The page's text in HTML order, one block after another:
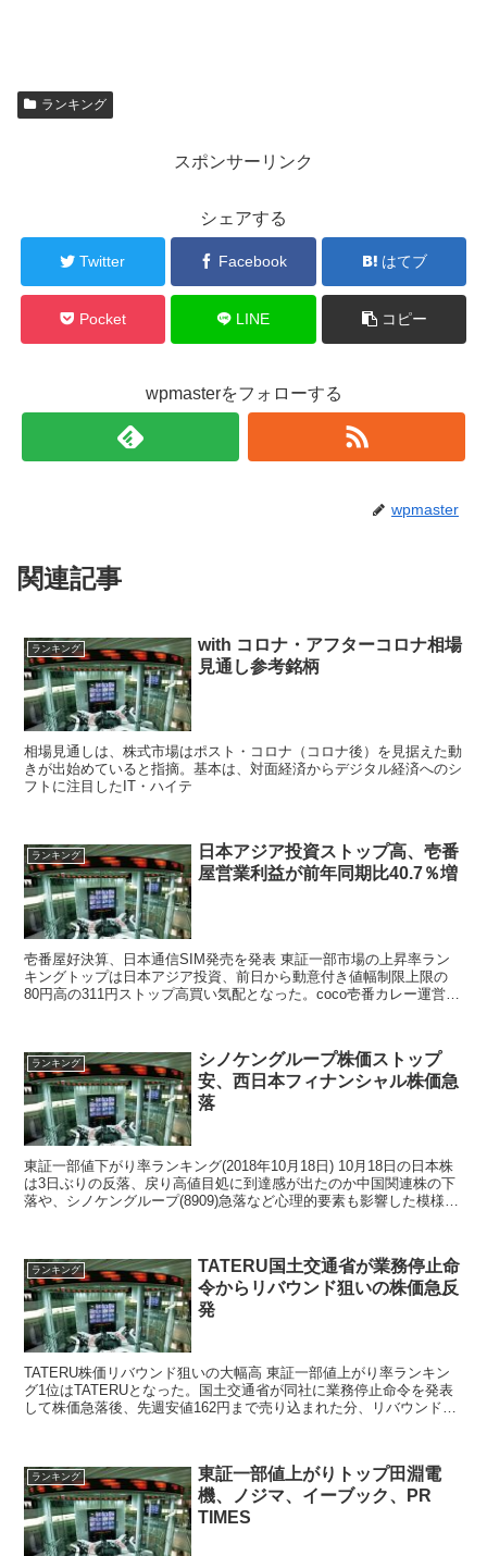
ランキング
スポンサーリンク
シェアする
Twitter Facebook はてブ
Pocket LINE コピー
wpmasterをフォローする
wpmaster
関連記事
ランキング
with コロナ・アフターコロナ相場
見通し参考銘柄
相場見通しは、株式市場はポスト・コロナ（コロナ後）を見据えた動
きが出始めていると指摘。基本は、対面経済からデジタル経済へのシ
フトに注目したIT・ハイテ
ランキング
日本アジア投資ストップ高、壱番
屋営業利益が前年同期比40.7％増
壱番屋好決算、日本通信SIM発売を発表 東証一部市場の上昇率ラン
キングトップは日本アジア投資、前日から動意付き値幅制限上限の
80円高の311円ストップ高買い気配となった。coco壱番カレー運営の
ランキング
シノケングループ株価ストップ
安、西日本フィナンシャル株価急
落
東証一部値下がり率ランキング(2018年10月18日) 10月18日の日本株
は3日ぶりの反落、戻り高値目処に到達感が出たのか中国関連株の下
落や、シノケングループ(8909)急落など心理的要素も影響した模様。
ランキング
TATERU国土交通省が業務停止命
令からリバウンド狙いの株価急反
発
TATERU株価リバウンド狙いの大幅高 東証一部値上がり率ランキン
グ1位はTATERUとなった。国土交通省が同社に業務停止命令を発表
して株価急落後、先週安値162円まで売り込まれた分、リバウンドを
ランキング
東証一部値上がりトップ田淵電
機、ノジマ、イーブック、PR
TIMES